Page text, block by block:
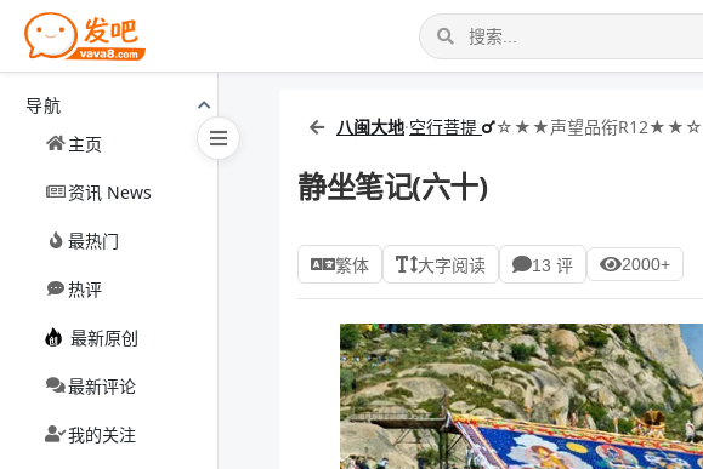
导航
主页
资讯 News
最热门
热评
最新原创
最新评论
我的关注
八闽大地·空行菩提 ☆★★声望品衔R12★★☆
静坐笔记(六十)
繁体 大字阅读 13 评 2000+